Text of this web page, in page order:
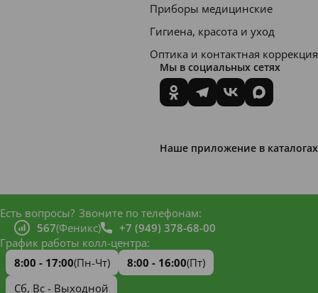
снижа
ет
утомл
яемос
ть
Приборы медицинские
Гигиена, красота и уход
Оптика и контактная коррекция
Мы в социальных сетях
Наше приложение в каталогах
Есть вопросы? Звоните по телефонам:
567(Феникс)
+7 (949) 378-68-00
График работы колл-центра:
8:00 - 17:00(Пн-Чт) 8:00 - 16:00(Пт)
Сб, Вс - Выходной